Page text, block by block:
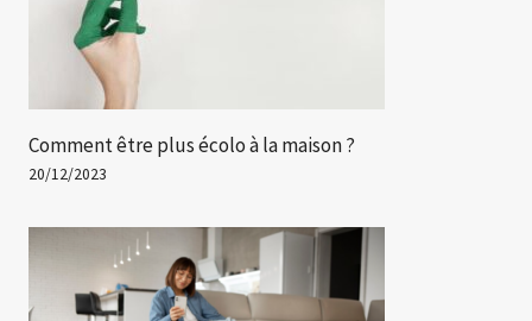
Comment être plus écolo à la maison ?
20/12/2023